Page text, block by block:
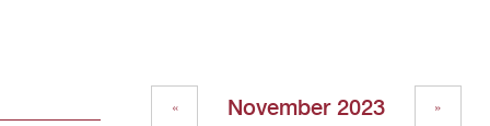
November 2023
« »